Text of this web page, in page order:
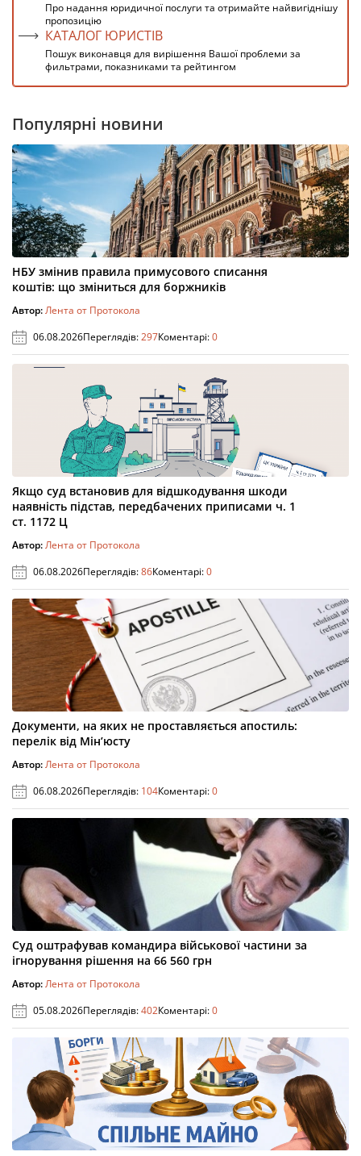
Про надання юридичної послуги та отримайте найвигіднішу
пропозицію
КАТАЛОГ ЮРИСТІВ
Пошук виконавця для вирішення Вашої проблеми за
фильтрами, показниками та рейтингом
Популярні новини
НБУ змінив правила примусового списання
коштів: що зміниться для боржників
Автор:Лента от Протокола
06.08.2026Переглядів:297Коментарі:0
Якщо суд встановив для відшкодування шкоди
наявність підстав, передбачених приписами ч. 1
ст. 1172 Ц
Автор:Лента от Протокола
06.08.2026Переглядів:86Коментарі:0
Документи, на яких не проставляється апостиль:
перелік від Мін’юсту
Автор:Лента от Протокола
06.08.2026Переглядів: 104Коментарі:0
Суд оштрафував командира військової частини за
ігнорування рішення на 66 560 грн
Автор:Лента от Протокола
05.08.2026Переглядів:402Коментарі:0